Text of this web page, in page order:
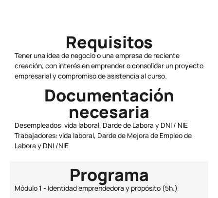
Requisitos
Tener una idea de negocio o una empresa de reciente
creación, con interés en emprender o consolidar un proyecto
empresarial y compromiso de asistencia al curso.
Documentación
necesaria
Desempleados: vida laboral, Darde de Labora y DNI / NIE
Trabajadores: vida laboral, Darde de Mejora de Empleo de
Labora y DNI /NIE
Programa
Módulo 1 - Identidad emprendedora y propósito (5h.)